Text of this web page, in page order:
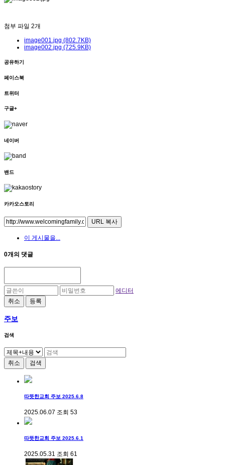
첨부 파일 2개
image001.jpg (802.7KB)
image002.jpg (725.9KB)
공유하기
페이스북
트위터
구글+
네이버
밴드
카카오스토리
URL 복사
이 게시물을...
0개의 댓글
에디터
취소
등록
주보
검색
취소 검색
따뜻한교회 주보 2025.6.8
2025.06.07 조회 53
따뜻한교회 주보 2025.6.1
2025.05.31 조회 61